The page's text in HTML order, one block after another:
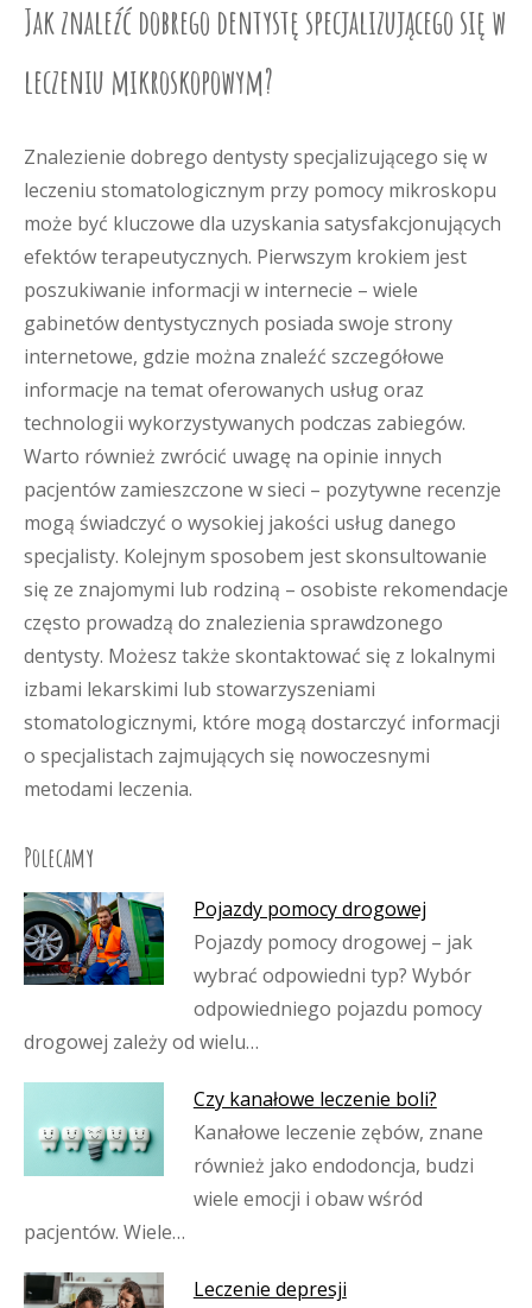
Jak znaleźć dobrego dentystę specjalizującego się w
leczeniu mikroskopowym?
Znalezienie dobrego dentysty specjalizującego się w
leczeniu stomatologicznym przy pomocy mikroskopu
może być kluczowe dla uzyskania satysfakcjonujących
efektów terapeutycznych. Pierwszym krokiem jest
poszukiwanie informacji w internecie – wiele
gabinetów dentystycznych posiada swoje strony
internetowe, gdzie można znaleźć szczegółowe
informacje na temat oferowanych usług oraz
technologii wykorzystywanych podczas zabiegów.
Warto również zwrócić uwagę na opinie innych
pacjentów zamieszczone w sieci – pozytywne recenzje
mogą świadczyć o wysokiej jakości usług danego
specjalisty. Kolejnym sposobem jest skonsultowanie
się ze znajomymi lub rodziną – osobiste rekomendacje
często prowadzą do znalezienia sprawdzonego
dentysty. Możesz także skontaktować się z lokalnymi
izbami lekarskimi lub stowarzyszeniami
stomatologicznymi, które mogą dostarczyć informacji
o specjalistach zajmujących się nowoczesnymi
metodami leczenia.
Polecamy
Pojazdy pomocy drogowej
Pojazdy pomocy drogowej – jak
wybrać odpowiedni typ? Wybór
odpowiedniego pojazdu pomocy
drogowej zależy od wielu…
Czy kanałowe leczenie boli?
Kanałowe leczenie zębów, znane
również jako endodoncja, budzi
wiele emocji i obaw wśród
pacjentów. Wiele…
Leczenie depresji